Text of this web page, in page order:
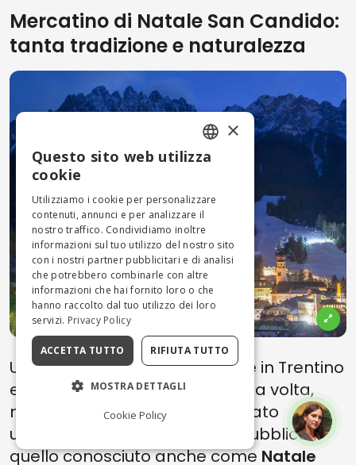
Mercatino di Natale San Candido:
tanta tradizione e naturalezza
Un altro dei Mercatini di Natale in Trentino
e Alto Adige, che sin dalla prima volta,
nell’inverno 2013/2014, si è rivelato
un’autentica attrattiva per il pubblico è
quello conosciuto anche come Natale
ENGLISH
ITALIAN
×
Questo sito web utilizza
cookie
Utilizziamo i cookie per personalizzare
contenuti, annunci e per analizzare il
nostro traffico. Condividiamo inoltre
informazioni sul tuo utilizzo del nostro sito
con i nostri partner pubblicitari e di analisi
che potrebbero combinarle con altre
informazioni che hai fornito loro o che
hanno raccolto dal tuo utilizzo dei loro
servizi. Privacy Policy
ACCETTA TUTTO RIFIUTA TUTTO
MOSTRA DETTAGLI
Cookie Policy